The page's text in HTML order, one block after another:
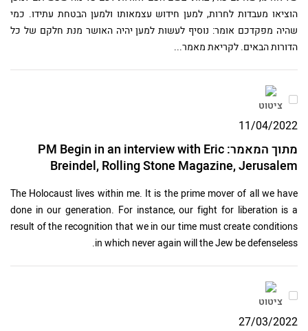
הוציאו מעבדות לחרות, למען חידוש עצמאותו ולמען הבטחת עתידו. כמי
שהיה מפקדכם אומר: נוסיף לעשות למען יהיה האושר מנת חלקם של כל
הדורות הבאים. לקריאת מאמר...
ציטוט
11/04/2022
מתוך המאמר: PM Begin in an interview with Eric
Breindel, Rolling Stone Magazine, Jerusalem
The Holocaust lives within me. It is the prime mover of all we have
done in our generation. For instance, our fight for liberation is a
result of the recognition that we in our time must create conditions
in which never again will the Jew be defenseless.
ציטוט
27/03/2022